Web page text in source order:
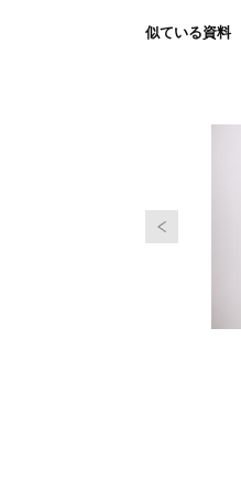
似ている資料